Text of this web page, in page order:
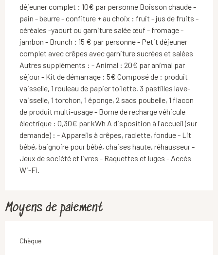
déjeuner complet : 10€ par personne Boisson chaude -
pain - beurre - confiture + au choix : fruit - jus de fruits -
céréales -yaourt ou garniture salée œuf - fromage -
jambon - Brunch : 15 € par personne - Petit déjeuner
complet avec crêpes avec garniture sucrées et salées
Autres suppléments : - Animal : 20€ par animal par
séjour - Kit de démarrage : 5€ Composé de : produit
vaisselle, 1 rouleau de papier toilette, 3 pastilles lave-
vaisselle, 1 torchon, 1 éponge, 2 sacs poubelle, 1 flacon
de produit multi-usage - Borne de recharge véhicule
électrique : 0,30€ par kWh A disposition à l'accueil (sur
demande) : - Appareils à crêpes, raclette, fondue - Lit
bébé, baignoire pour bébé, chaises haute, réhausseur -
Jeux de société et livres - Raquettes et luges - Accès
Wi-Fi.
Moyens de paiement
Chèque